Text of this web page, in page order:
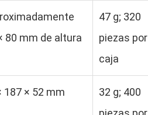
80 mm de altura
47 g; 320
piezas por
caja
187 × 52 mm
32 g; 400